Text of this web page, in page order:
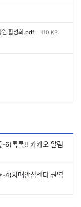
원 활성화.pdf 110 KB
6(톡톡!! 카카오 알림
4(치매안심센터 권역